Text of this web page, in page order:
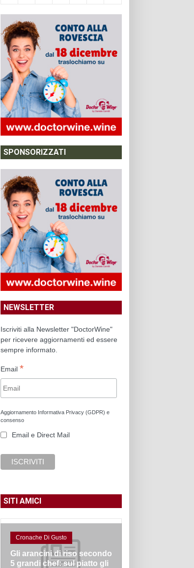
SPONSORIZZATI
NEWSLETTER
Iscriviti alla Newsletter "DoctorWine"
per ricevere aggiornamenti ed essere
sempre informato.
Email *
Aggiornamento Informativa Privacy (GDPR) e
consenso
Email e Direct Mail
SITI AMICI
Cronache Di Gusto
Gli arancini di riso secondo
5 grandi chef: sul piatto gli